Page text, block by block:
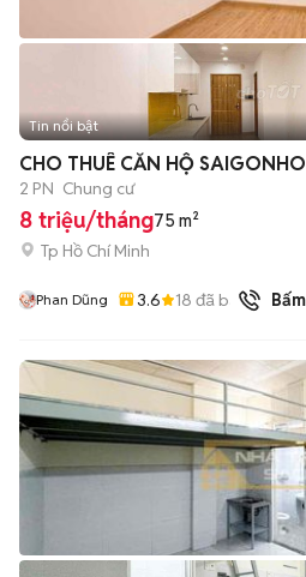
Tin nổi bật
CHO THUÊ CĂN HỘ
2 PN Chung cư
8 triệu/tháng75 m²
Tp Hồ Chí Minh
Phan Dũng 3.6 18 đã bán